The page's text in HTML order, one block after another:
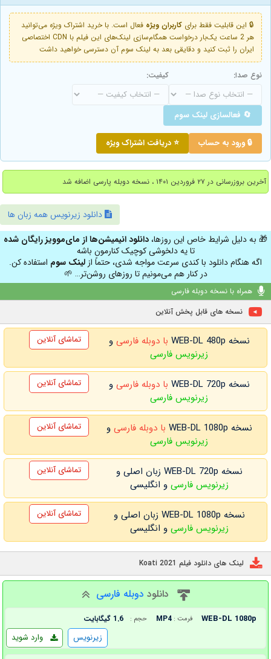
🔒 این قابلیت فقط برای کاربران ویژه فعال است. با خرید اشتراک ویژه می‌توانید
هر 2 ساعت یک‌بار درخواست همگام‌سازی لینک‌های این فیلم با CDN اختصاصی
ایران را ثبت کنید و دقایقی بعد به لینک سوم آن دسترسی خواهید داشت
نوع صدا: کیفیت:
🔄 فعالسازی لینک سوم
🔒 ورود به حساب ⭐ دریافت اشتراک ویژه
آخرین بروزرسانی در ۲۷ فروردین ۱۴۰۱ ، نسخه دوبله پارسی اضافه شد
دانلود زیرنویس همه زبان ها
🎁 به دلیل شرایط خاص این روزها،دانلود انیمیشن‌ها از مای‌موویز رایگان شده
تا یه دلخوشی کوچیک کنارمون باشه
اگه هنگام دانلود با کندی سرعت مواجه شدی، حتماً از لینک سوم استفاده کن.
در کنار هم می‌مونیم تا روزهای روشن‌تر… 🌱
همراه با نسخه دوبله فارسی
نسخه های قابل پخش آنلاین
نسخه WEB-DL 480p با دوبله فارسی و
زیرنویس فارسی
تماشای آنلاین
نسخه WEB-DL 720p با دوبله فارسی و
زیرنویس فارسی
تماشای آنلاین
نسخه WEB-DL 1080p با دوبله فارسی و
زیرنویس فارسی
تماشای آنلاین
نسخه WEB-DL 720p زبان اصلی و
زیرنویس فارسی و انگلیسی
تماشای آنلاین
نسخه WEB-DL 1080p زبان اصلی و
زیرنویس فارسی و انگلیسی
تماشای آنلاین
لینک های دانلود فیلم Koati 2021
دانلود دوبله فارسی
WEB-DL 1080p فرمت : MP4 حجم : 1.6 گیگابایت
وارد شوید زیرنویس